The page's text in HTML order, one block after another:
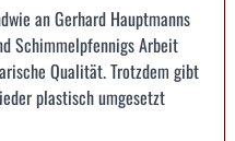
an Gerhard Hauptmanns
Schimmelpfennigs Arbeit
Qualität. Trotzdem gibt
plastisch umgesetzt